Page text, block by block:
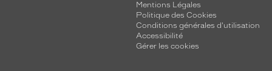
Mentions Légales
Politique des Cookies
Conditions générales d'utilisation
Accessibilité
Gérer les cookies